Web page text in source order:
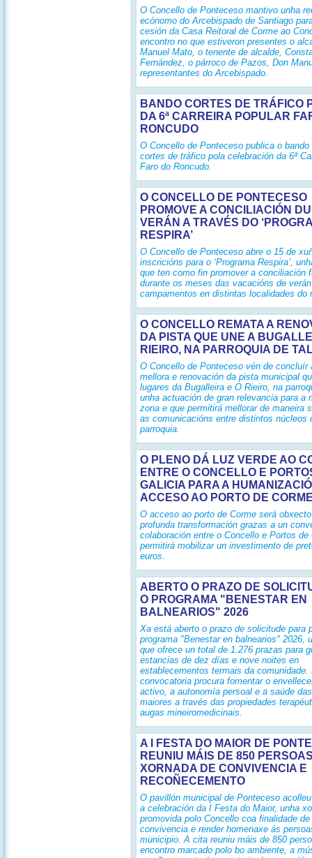
O Concello de Ponteceso mantivo unha
ecónomo do Arcebispado de Santiago
cesión da Casa Reitoral de Corme ao
encontro no que estiveron presentes o
Manuel Mato, o tenente de alcalde,
Fernández, o párroco de Pazos, Don
representantes do Arcebispado.
BANDO CORTES DE TRÁFICO
DA 6ª CARREIRA POPULAR
RONCUDO
O Concello de Ponteceso publica o bando
cortes de tráfico pola celebración da 6ª
Faro do Roncudo.
O CONCELLO DE PONTECESO
PROMOVE A CONCILIACIÓN
VERÁN A TRAVÉS DO
RESPIRA’
O Concello de Ponteceso abre o 15 de
inscricións para o ‘Programa Respira’,
que ten como fin promover a conciliación
durante os meses das vacacións de
campamentos en distintas localidades do
O CONCELLO REMATA A
DA PISTA QUE UNE A
RIEIRO, NA PARROQUIA DE
O Concello de Ponteceso vén de concluír
mellora e renovación da pista municipal
lugares da Bugalleira e O Rieiro, na
unha actuación de gran relevancia para a
zona e que permitirá mellorar de maneira
as comunicacións entre distintos núcleos
parroquia.
O PLENO DÁ LUZ VERDE AO
ENTRE O CONCELLO E
GALICIA PARA A
ACCESO AO PORTO DE
O acceso ao porto de Corme será
profunda transformación grazas a un
colaboración entre o Concello e Portos de
permitirá mobilizar un investimento de
euros.
ABERTO O PRAZO DE
O PROGRAMA "BENESTAR EN
BALNEARIOS" 2026
Xa está aberto o prazo de solicitude para
programa "Benestar en balnearios" 2026,
que ofrece un total de 1.276 prazas para
estancias de dez días e nove noites en
establecementos termais da comunidade.
convocatoria procura fomentar o
activo, a autonomía persoal e a saúde
maiores a través das propiedades
augas mineiromedicinais.
A I FESTA DO MAIOR DE
REUNIU MÁIS DE 850
XORNADA DE CONVIVENCIA E
RECOÑECEMENTO
O pavillón municipal de Ponteceso
a celebración da I Festa do Maior, unha
promovida polo Concello coa finalidade
convivencia e render homenaxe ás
municipio. A cita reuniu máis de 850
encontro marcado polo bo ambiente, a